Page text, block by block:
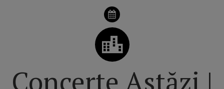
Concerte Astăzi |